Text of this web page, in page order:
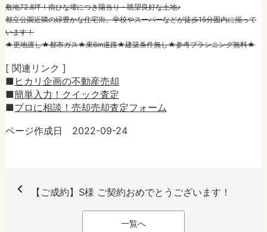
敷地72.8坪！南ひな壇につき陽当り・眺望良好な土地♪
都立公園近隣の緑豊かな住宅街。学校やスーパーなどが徒歩15分圏内に揃って
います！
★更地渡し★都市ガス★東6m道路★建築条件無し★参考プランニング無料★
[ 関連リンク ]
■ ヒカリ企画の不動産売却
■簡単入力！クイック査定
■プロに相談！売却売却査定フォーム
ページ作成日 2022-09-24
【ご成約】S様 ご契約おめでとうございます！
一覧へ